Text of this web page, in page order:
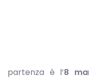
partenza è l’8